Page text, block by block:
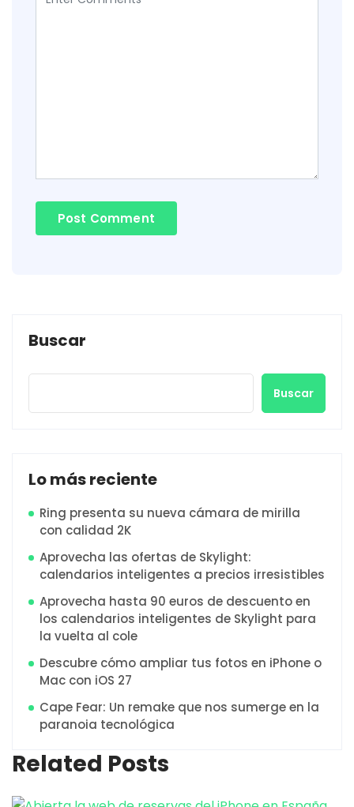
Buscar
Buscar
Lo más reciente
Ring presenta su nueva cámara de mirilla
con calidad 2K
Aprovecha las ofertas de Skylight:
calendarios inteligentes a precios irresistibles
Aprovecha hasta 90 euros de descuento en
los calendarios inteligentes de Skylight para
la vuelta al cole
Descubre cómo ampliar tus fotos en iPhone o
Mac con iOS 27
Cape Fear: Un remake que nos sumerge en la
paranoia tecnológica
Related Posts